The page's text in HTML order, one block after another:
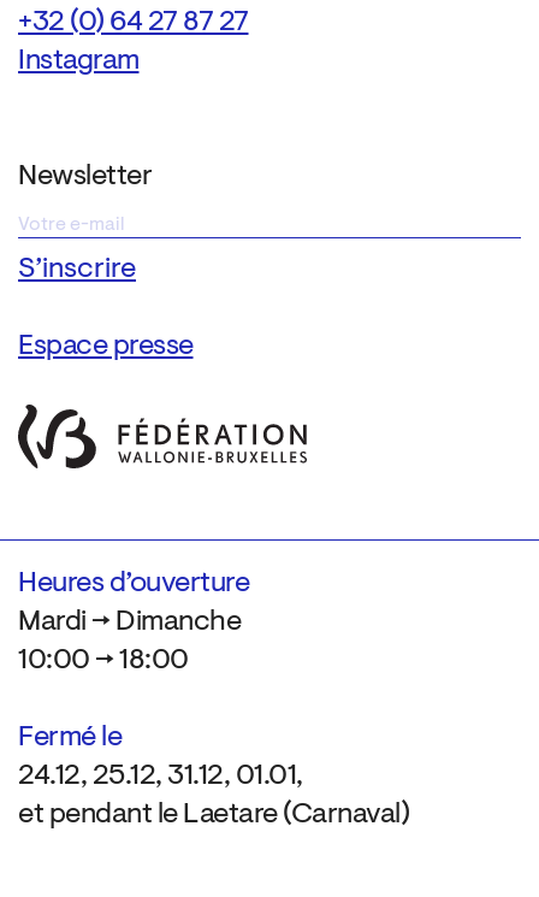
+32 (0) 64 27 87 27
Instagram
Newsletter
Espace presse
Heures d’ouverture
Mardi → Dimanche
10:00 → 18:00
Fermé le
24.12, 25.12, 31.12, 01.01,
et pendant le Laetare (Carnaval)